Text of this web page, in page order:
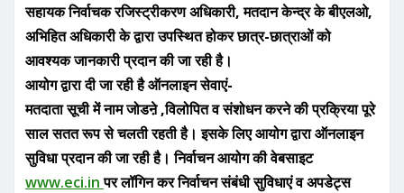
सहायक निर्वाचक रजिस्ट्रीकरण अधिकारी, मतदान केन्द्र के बीएलओ,
अभिहित अधिकारी के द्वारा उपस्थित होकर छात्र-छात्राओं को
आवश्यक जानकारी प्रदान की जा रही है।
आयोग द्वारा दी जा रही है ऑनलाइन सेवाएं-
मतदाता सूची में नाम जोडऩे ,विलोपित व संशोधन करने की प्रक्रिया पूरे
साल सतत रूप से चलती रहती है। इसके लिए आयोग द्वारा ऑनलाइन
सुविधा प्रदान की जा रही है। निर्वाचन आयोग की वेबसाइट
www.eci.inपर लॉगिन कर निर्वाचन संबंधी सुविधाएं व अपडेट्स